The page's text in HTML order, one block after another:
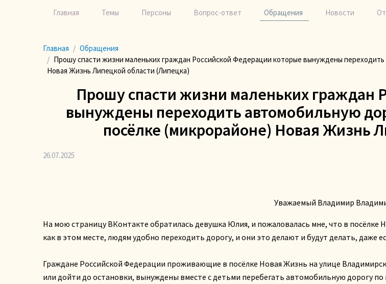
Главная Темы Персоны Вопрос-ответ Обращения Новости
Главная
Обращения
Прошу спасти жизни маленьких граждан Российской Федерации которые вынуждены
Новая Жизнь Липецкой области (Липецка)
Прошу спасти жизни маленьких граждан
вынуждены переходить автомобильную
посёлке (микрорайоне) Новая Жизнь
26.07.2025
Уважаемый Владимир
На мою страницу ВКонтакте обратилась девушка Юлия, и пожаловалась мне, что в посёлке
как в этом месте, людям удобно переходить дорогу, и они это делают и будут делать, даже
Граждане Российской Федерации проживающие в посёлке Новая Жизнь на улице
или дойти до остановки, вынуждены вместе с детьми перебегать автомобильную дорогу